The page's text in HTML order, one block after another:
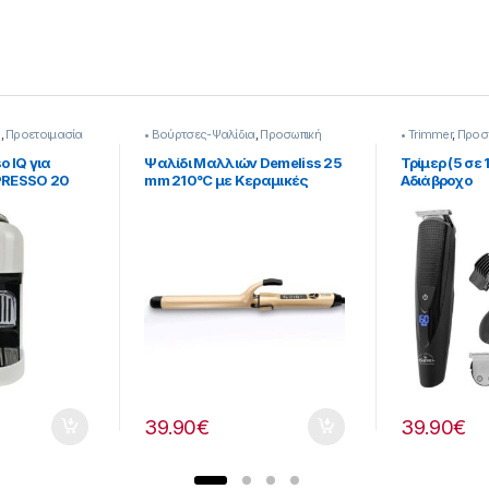
Προετοιμασία
IQ για
20
• Βούρτσες-Ψαλίδια, Προσωπική
Φροντίδα
Ψαλίδι Μαλλιών Demeliss 25
mm 210°C με Κεραμικές
39.90€
• Trimmer,
Τρίμερ (5 σε
Αδιάβροχο
Ρεύματος
39.90€